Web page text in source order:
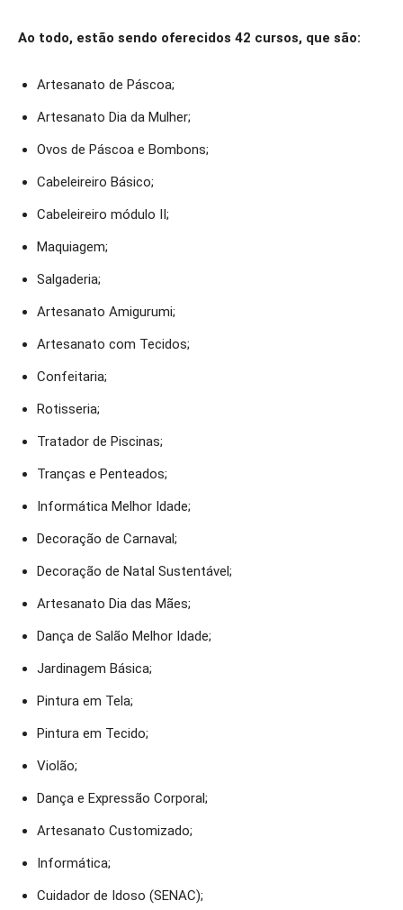
Ao todo, estão sendo oferecidos 42 cursos, que são:
Artesanato de Páscoa;
Artesanato Dia da Mulher;
Ovos de Páscoa e Bombons;
Cabeleireiro Básico;
Cabeleireiro módulo II;
Maquiagem;
Salgaderia;
Artesanato Amigurumi;
Artesanato com Tecidos;
Confeitaria;
Rotisseria;
Tratador de Piscinas;
Tranças e Penteados;
Informática Melhor Idade;
Decoração de Carnaval;
Decoração de Natal Sustentável;
Artesanato Dia das Mães;
Dança de Salão Melhor Idade;
Jardinagem Básica;
Pintura em Tela;
Pintura em Tecido;
Violão;
Dança e Expressão Corporal;
Artesanato Customizado;
Informática;
Cuidador de Idoso (SENAC);